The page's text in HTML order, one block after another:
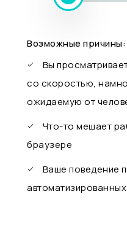
Возможные причины:
Вы
со скоростью,
ожидаемую от
Что-то мешает
браузере
Ваше поведение